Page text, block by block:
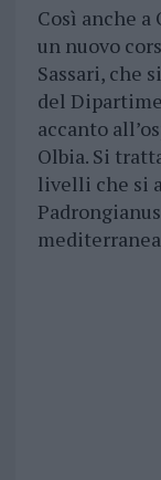
Così anche
un nuovo
Sassari, che
del
accanto
Olbia. Si
livelli che si